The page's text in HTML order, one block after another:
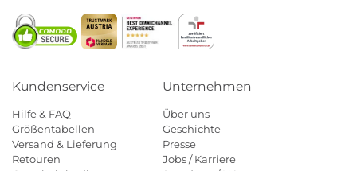
Kundenservice
Hilfe & FAQ
Größentabellen
Versand & Lieferung
Retouren
Unternehmen
Über uns
Geschichte
Presse
Jobs / Karriere